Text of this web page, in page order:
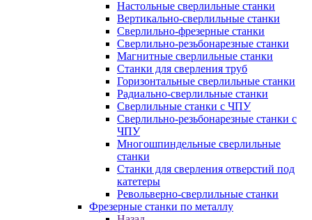
Настольные сверлильные станки
Вертикально-сверлильные станки
Сверлильно-фрезерные станки
Сверлильно-резьбонарезные станки
Магнитные сверлильные станки
Станки для сверления труб
Горизонтальные сверлильные станки
Радиально-сверлильные станки
Сверлильные станки с ЧПУ
Сверлильно-резьбонарезные станки с
ЧПУ
Многошпиндельные сверлильные
станки
Станки для сверления отверстий под
катетеры
Револьверно-сверлильные станки
Фрезерные станки по металлу